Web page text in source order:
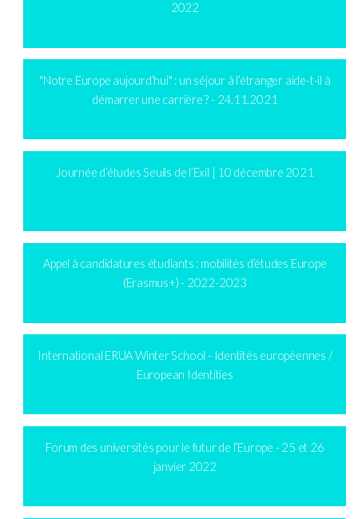
2022
"Notre Europe aujourd’hui" : un séjour à l’étranger aide-t-il à
démarrer une carrière ? - 24.11.2021
Journée d’études Seuils de l’Exil | 10 décembre 2021
Appel à candidatures étudiants : mobilités d’études Europe
(Erasmus+) - 2022-2023
International ERUA Winter School - Identités européennes /
European Identities
Forum des universités pour le futur de l’Europe - 25 et 26
janvier 2022